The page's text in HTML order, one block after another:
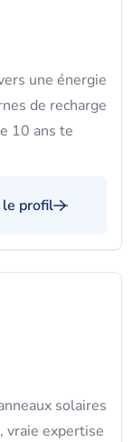
une énergie
de recharge
10 ans te
le profil
solaires
vraie expertise